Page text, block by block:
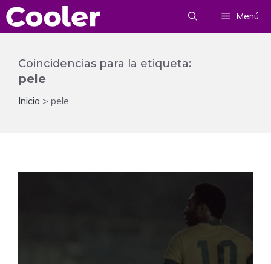
Saltar
al
Menú
Coincidencias para la etiqueta:
pele
Inicio > pele